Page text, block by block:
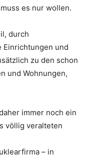
es nur wollen.
durch
Einrichtungen und
zu den schon
und Wohnungen,
immer noch ein
völlig veralteten
– in